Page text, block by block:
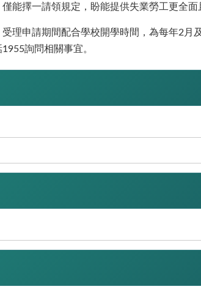
能擇一請領規定，盼能提供失業勞工更全面
受理申請期間配合學校開學時間，為每年2
詢問相關事宜。